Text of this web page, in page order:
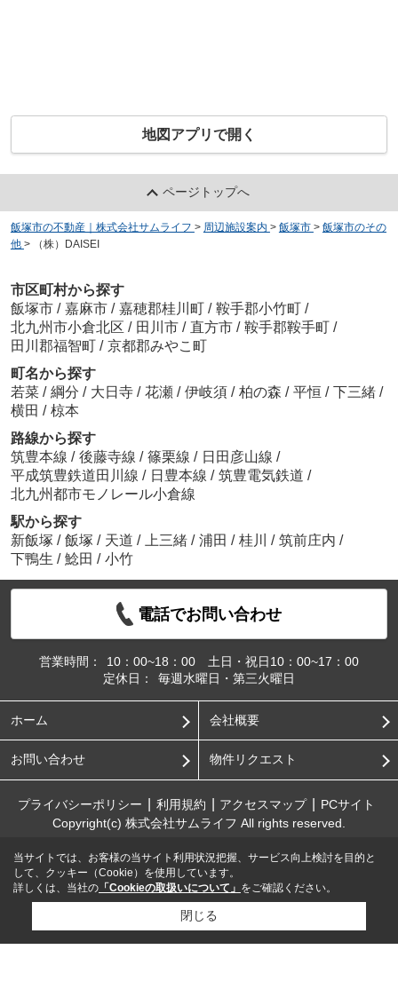
地図アプリで開く
ページトップへ
飯塚市の不動産｜株式会社サムライフ > 周辺施設案内 > 飯塚市 > 飯塚市のその
他 > （株）DAISEI
市区町村から探す
飯塚市 / 嘉麻市 / 嘉穂郡桂川町 / 鞍手郡小竹町 /
北九州市小倉北区 / 田川市 / 直方市 / 鞍手郡鞍手町 /
田川郡福智町 / 京都郡みやこ町
町名から探す
若菜 / 綱分 / 大日寺 / 花瀬 / 伊岐須 / 柏の森 / 平恒 / 下三緒 /
横田 / 椋本
路線から探す
筑豊本線 / 後藤寺線 / 篠栗線 / 日田彦山線 /
平成筑豊鉄道田川線 / 日豊本線 / 筑豊電気鉄道 /
北九州都市モノレール小倉線
駅から探す
新飯塚 / 飯塚 / 天道 / 上三緒 / 浦田 / 桂川 / 筑前庄内 /
下鴨生 / 鯰田 / 小竹
電話でお問い合わせ
営業時間：
10：00~18：00 土日・祝日10：00~17：00
定休日：
毎週水曜日・第三火曜日
ホーム 会社概要
お問い合わせ 物件リクエスト
プライバシーポリシー 利用規約 アクセスマップ
PCサイト
Copyright(c) 株式会社サムライフ All rights reserved.
当サイトでは、お客様の当サイト利用状況把握、サービス向上検討を目的と
して、クッキー（Cookie）を使用しています。
詳しくは、当社の 「Cookieの取扱いについて」 をご確認ください。
閉じる